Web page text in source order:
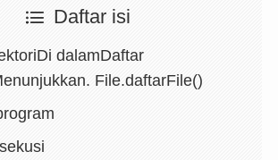
Daftar isi
dalamDaftar
File.daftarFile()